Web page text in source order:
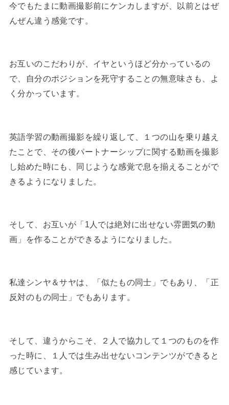
今でもたまに動画撮影前にケンカしますが、以前とはぜ
んぜん違う感覚です。
お互いのこだわりが、イヤというほど分かっているの
で、自分のポジションを死守することの無意味さも、よ
く分かっています。
英語学習の動画撮影を繰り返して、１つの山を乗り越え
たことで、その後パートナーシップに関する動画を撮影
し始めた時にも、同じような感覚で息を揃えることがで
きるようになりました。
そして、お互いが「1人では絶対に出せない雰囲気の動
画」を作ることができるようになりました。
私達シンヤ＆サヤは、「似たもの同士」でもあり、「正
反対のもの同士」でもあります。
そして、違うからこそ、２人で協力して１つのものを作
った時に、１人では生み出せないコンテンツができると
感じています。